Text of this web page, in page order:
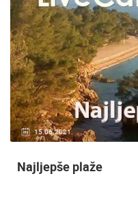
15.06.2021.
Najljepše plaže